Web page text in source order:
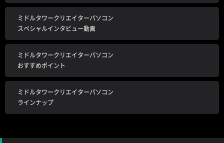
ミドルタワークリエイターパソコン
スペシャルインタビュー動画
ミドルタワークリエイターパソコン
おすすめポイント
ミドルタワークリエイターパソコン
ラインナップ